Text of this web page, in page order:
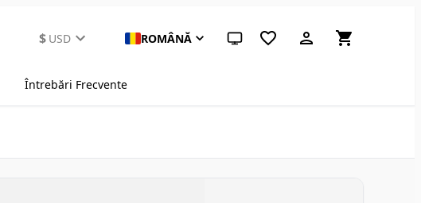
$ USD ROMÂNĂ Temă sistem (apasă pentru deschisă)
Întrebări Frecvente